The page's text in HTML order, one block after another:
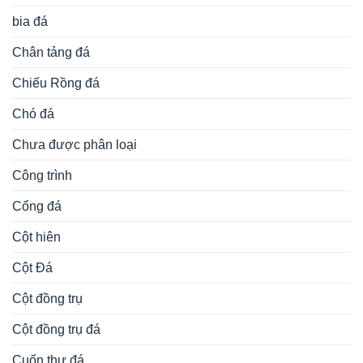
bia đá
Chân tảng đá
Chiếu Rồng đá
Chó đá
Chưa được phân loại
Công trình
Cổng đá
Cột hiên
Cột Đá
Cột đồng trụ
Cột đồng trụ đá
Cuốn thư đá